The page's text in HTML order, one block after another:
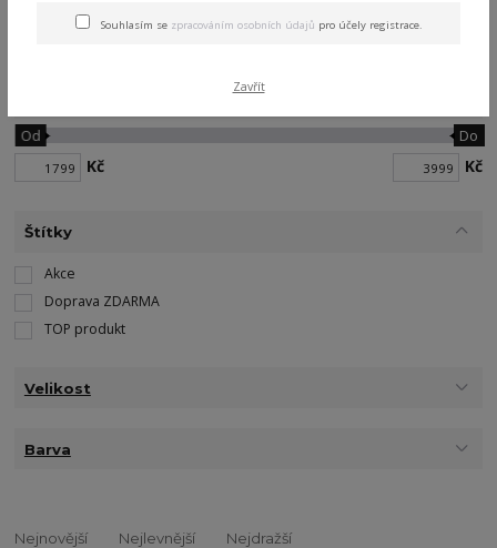
Kč
Od Do
Kč
Štítky
Akce
Doprava ZDARMA
TOP produkt
Velikost
Barva
Nejnovější Nejlevnější Nejdražší
Souhlasím se zpracováním osobních údajů pro účely registrace.
Zavřít